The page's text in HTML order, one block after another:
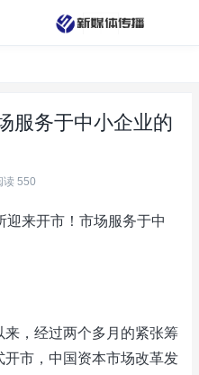
服务于中小企业的
读 550
来开市！市场服务于中
，经过两个多月的紧张筹
市，中国资本市场改革发